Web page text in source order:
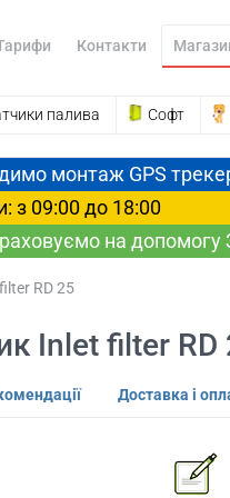
Контакти
палива Софт
монтаж GPS
з 09:00 до 18:00
на допомогу
RD 25
Inlet filter RD
Доставка і